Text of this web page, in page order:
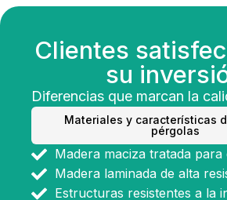
Clientes
su
Diferencias que marcan la
Materiales y características
pérgolas
Madera maciza tratada para
Madera laminada de alta
Estructuras resistentes a la